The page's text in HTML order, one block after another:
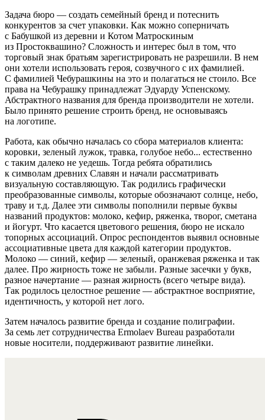
Задача бюро — создать семейный бренд и потеснить
конкурентов за счет упаковки. Как можно соперничать
с Бабушкой из деревни и Котом Матроскиным
из Простоквашино? Сложность и интерес был в том, что
торговый знак братьям зарегистрировать не разрешили. В нем
они хотели использовать героя, созвучного с их фамилией.
С фамилией Чебурашкины на это и полагаться не стоило. Все
права на Чебурашку принадлежат Эдуарду Успенскому.
Абстрактного названия для бренда производители не хотели.
Было принято решение строить бренд, не основываясь
на логотипе.
Работа, как обычно началась со сбора материалов клиента:
коровки, зеленый лужок, травка, голубое небо... естественно
с таким далеко не уедешь. Тогда ребята обратились
к символам древних Славян и начали рассматривать
визуальную составляющую. Так родились графически
преобразованные символы, которые обозначают солнце, небо,
траву и т.д. Далее эти символы пополнили первые буквы
названий продуктов: молоко, кефир, ряженка, творог, сметана
и йогурт. Что касается цветового решения, бюро не искало
топорных ассоциаций. Опрос респондентов выявил основные
ассоциативные цвета для каждой категории продуктов.
Молоко — синий, кефир — зеленый, оранжевая ряженка и так
далее. Про жирность тоже не забыли. Разные засечки у букв,
разное начертание — разная жирность (всего четыре вида).
Так родилось целостное решение — абстрактное восприятие,
идентичность, у которой нет лого.
Затем началось развитие бренда и создание полиграфии.
За семь лет сотрудничества Ermolaev Bureau разработали
новые носители, поддерживают развитие линейки.